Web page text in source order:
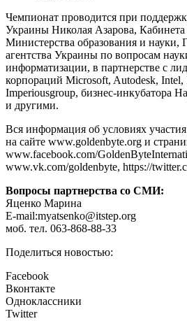
Чемпионат проводится при
Украины Николая Азарова,
Министерства образования и науки,
агентства Украины по вопросам
информатизации, в партнерстве с
корпораций Microsoft, Autodesk, Intel,
Imperiousgroup, бизнес-инкубатора
и другими.
Вся информация об условиях
на сайте www.goldenbyte.org и
www.facebook.com/
www.vk.com/goldenbyte, https://
Вопросы партнерства со СМИ:
Яценко Марина
Е-mail:myatsenko@itstep.org
моб. тел. 063-868-88-33
Поделиться новостью:
Facebook
Вконтакте
Одноклассники
Twitter